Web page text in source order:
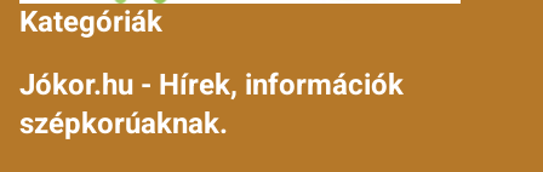
Kategóriák
Jókor.hu - Hírek, információk
szépkorúaknak.